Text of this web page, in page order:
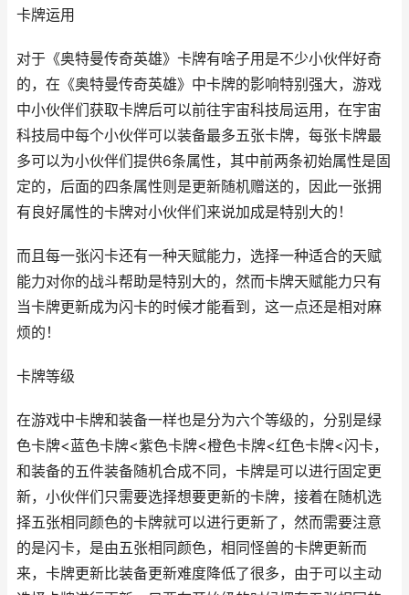
卡牌运用
对于《奥特曼传奇英雄》卡牌有啥子用是不少小伙伴好奇
的，在《奥特曼传奇英雄》中卡牌的影响特别强大，游戏
中小伙伴们获取卡牌后可以前往宇宙科技局运用，在宇宙
科技局中每个小伙伴可以装备最多五张卡牌，每张卡牌最
多可以为小伙伴们提供6条属性，其中前两条初始属性是固
定的，后面的四条属性则是更新随机赠送的，因此一张拥
有良好属性的卡牌对小伙伴们来说加成是特别大的！
而且每一张闪卡还有一种天赋能力，选择一种适合的天赋
能力对你的战斗帮助是特别大的，然而卡牌天赋能力只有
当卡牌更新成为闪卡的时候才能看到，这一点还是相对麻
烦的！
卡牌等级
在游戏中卡牌和装备一样也是分为六个等级的，分别是绿
色卡牌<蓝色卡牌<紫色卡牌<橙色卡牌<红色卡牌<闪卡，
和装备的五件装备随机合成不同，卡牌是可以进行固定更
新，小伙伴们只需要选择想要更新的卡牌，接着在随机选
择五张相同颜色的卡牌就可以进行更新了，然而需要注意
的是闪卡，是由五张相同颜色，相同怪兽的卡牌更新而
来，卡牌更新比装备更新难度降低了很多，由于可以主动